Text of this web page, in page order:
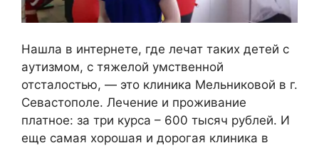
Нашла в интернете, где лечат таких детей с
аутизмом, с тяжелой умственной
отсталостью, — это клиника Мельниковой в г.
Севастополе. Лечение и проживание
платное: за три курса – 600 тысяч рублей. И
еще самая хорошая и дорогая клиника в